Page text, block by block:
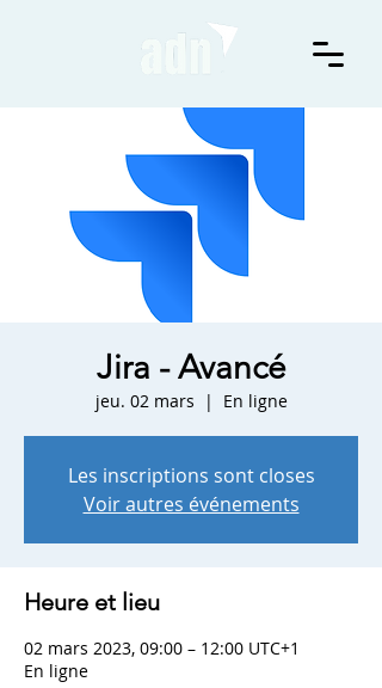
Jira - Avancé
jeu. 02 mars
  |
En ligne
Les inscriptions sont closes
Voir autres événements
Heure et lieu
02 mars 2023, 09:00 – 12:00 UTC+1
En ligne